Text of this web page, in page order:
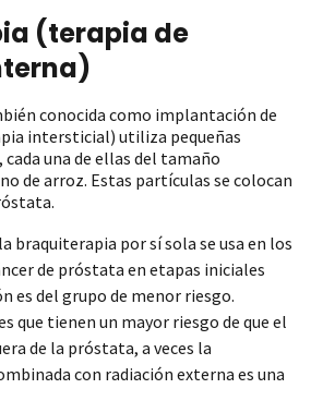
(terapia de
conocida como implantación de
intersticial) utiliza pequeñas
una de ellas del tamaño
de arroz. Estas partículas se colocan
braquiterapia por sí sola se usa en los
de próstata en etapas iniciales
es del grupo de menor riesgo.
que tienen un mayor riesgo de que el
de la próstata, a veces la
con radiación externa es una